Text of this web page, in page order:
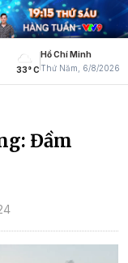
33° C
Hồ Chí Minh
Thứ Năm, 6/8/2026
Đầm